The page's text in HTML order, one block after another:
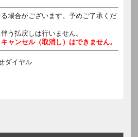
る場合がございます。予めご了承くだ
う払戻しは行いません。
ャンセル（取消し）はできません。
ダイヤル